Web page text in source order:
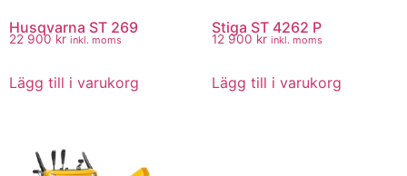
Husqvarna ST 269
22 900 kr inkl. moms
Lägg till i varukorg
Stiga ST 4262 P
12 900 kr inkl. moms
Lägg till i varukorg